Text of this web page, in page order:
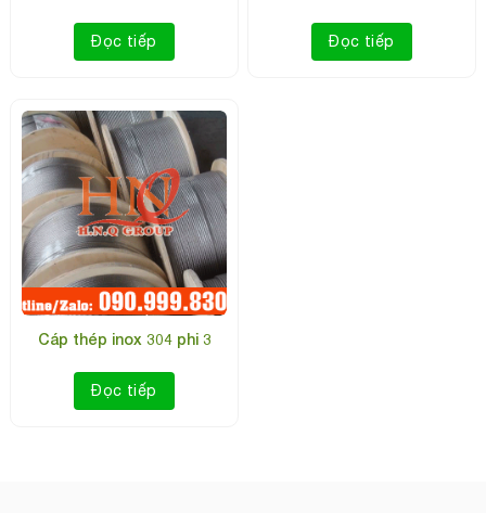
Đọc tiếp Đọc tiếp
Cáp thép inox 304 phi 3
Đọc tiếp